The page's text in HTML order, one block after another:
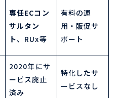
専任ECコン
サルタン
ト、RUx等
有料の運
用・販促サ
ポート
2020年にサ
ービス廃止
済み
特化したサ
ービスなし